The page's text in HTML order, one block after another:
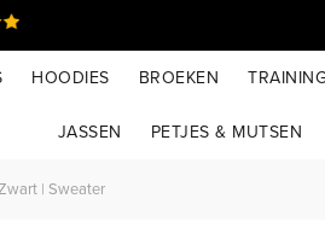
HOODIES BROEKEN
JASSEN PETJES & MUTSEN
| Sweater